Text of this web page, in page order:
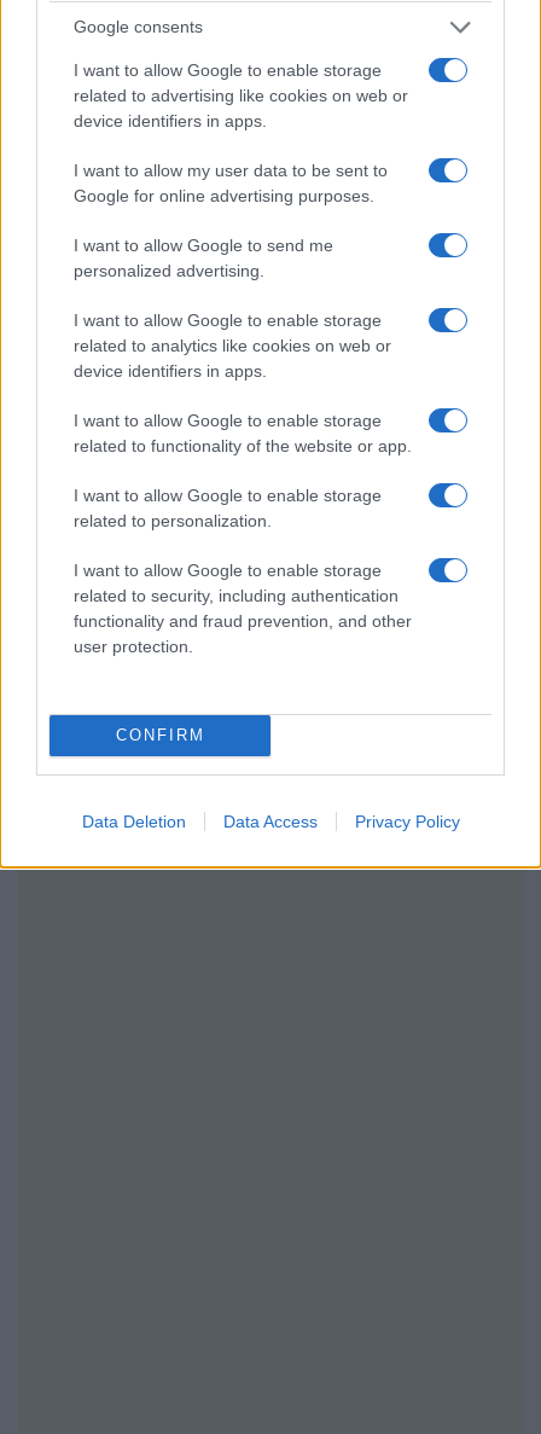
Google consents
I want to allow Google to enable storage
related to advertising like cookies on web or
device identifiers in apps.
I want to allow my user data to be sent to
Google for online advertising purposes.
I want to allow Google to send me
personalized advertising.
I want to allow Google to enable storage
related to analytics like cookies on web or
device identifiers in apps.
I want to allow Google to enable storage
related to functionality of the website or app.
I want to allow Google to enable storage
related to personalization.
I want to allow Google to enable storage
related to security, including authentication
functionality and fraud prevention, and other
user protection.
CONFIRM
Data Deletion Data Access Privacy Policy
ενέργειες κατάσβεσης της φωτιάς που
ξέσπασε στις 2 περίπου το μεσημέρι. Στο
σημείο εκτός από τις δυνάμεις της
Πυροσβεστικής Υπηρεσίας Κοζάνης επιχειρούν
μέσω του 112 η περιοχή έχει εκκενωθεί όπως